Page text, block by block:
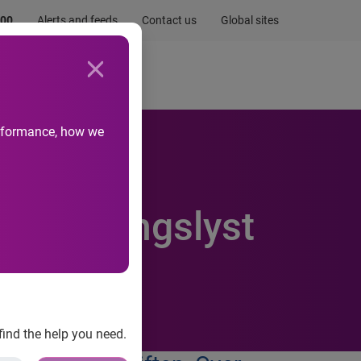
Alerts and feeds Contact us Global sites
how we
the help you need.
Newsroom